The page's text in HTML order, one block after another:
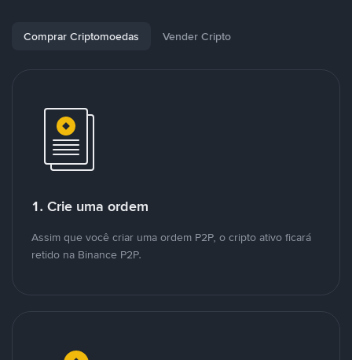
Comprar Criptomoedas Vender Cripto
1. Crie uma ordem
Assim que você criar uma ordem P2P, o cripto ativo ficará
retido na Binance P2P.